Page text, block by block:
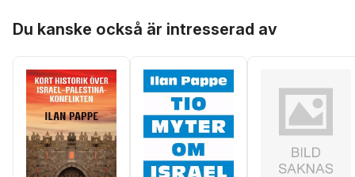
Du kanske också är intresserad av